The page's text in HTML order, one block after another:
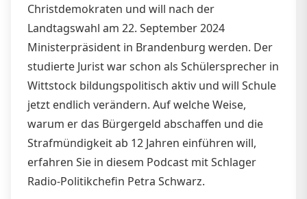
Christdemokraten und will nach der
Landtagswahl am 22. September 2024
Ministerpräsident in Brandenburg werden. Der
studierte Jurist war schon als Schülersprecher in
Wittstock bildungspolitisch aktiv und will Schule
jetzt endlich verändern. Auf welche Weise,
warum er das Bürgergeld abschaffen und die
Strafmündigkeit ab 12 Jahren einführen will,
erfahren Sie in diesem Podcast mit Schlager
Radio-Politikchefin Petra Schwarz.